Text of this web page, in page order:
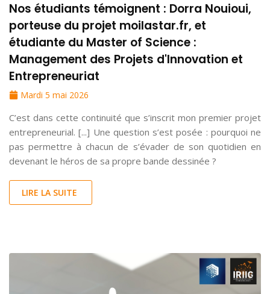
Nos étudiants témoignent : Dorra Nouioui,
porteuse du projet moilastar.fr, et
étudiante du Master of Science :
Management des Projets d'Innovation et
Entrepreneuriat
Mardi 5 mai 2026
C’est dans cette continuité que s’inscrit mon premier projet
entrepreneurial. [...] Une question s’est posée : pourquoi ne
pas permettre à chacun de s’évader de son quotidien en
devenant le héros de sa propre bande dessinée ?
LIRE LA SUITE